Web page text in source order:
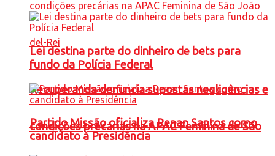
Recuperanda denuncia supostas negligências e
condições precárias na APAC Feminina de São
Lei destina parte do dinheiro de bets para
fundo da Polícia Federal
Partido Missão oficializa Renan Santos como
candidato à Presidência